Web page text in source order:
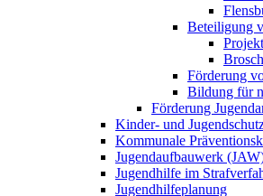
Beteiligung
Förderung
Bildung für
Förderung
Kinder- und
Kommunale
Jugendaufbauwerk
Jugendhilfe im
Jugendhilfeplanung